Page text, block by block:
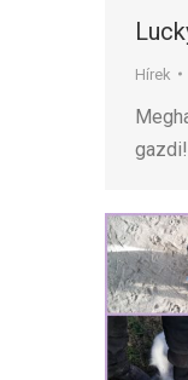
Hírek
gazdi!